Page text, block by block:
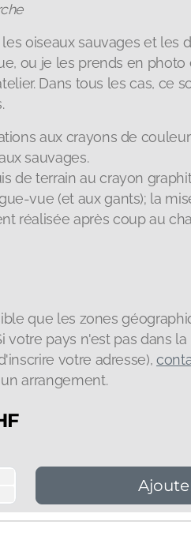
oiseaux sauvages et les
ou je les prends en
Dans tous les cas, ce
aux crayons de
sauvages.
de terrain au crayon
vue (et aux gants); la
réalisée après coup au
que les zones
votre pays n'est pas dans
votre adresse),
arrangement.